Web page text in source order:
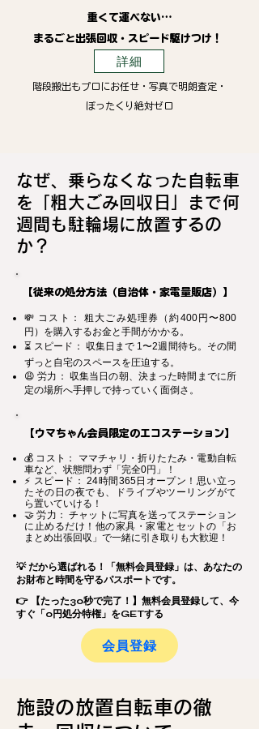
重くて運べない…
まるごと出張回収・スピード駆けつけ！
詳細
階段搬出もプロにお任せ・写真で明朗査定・
ぼったくり絶対ゼロ
なぜ、乗らなくなった自転車
を「粗大ごみ回収日」まで何
週間も駐輪場に放置するの
か？
【従来の処分方法（自治体・家電量販店）】
💸 コスト： 粗大ごみ処理券（約400円〜800
円）を購入するお金と手間がかかる。
⏳ スピード： 収集日まで 1〜2週間待ち。その間
ずっと自宅のスペースを圧迫する。
😩 労力： 収集当日の朝、決まった時間までに所
定の場所へ手押しで持っていく面倒さ。
【ウマちゃん会員限定のエコステーション】
💰 コスト： ママチャリ・折りたたみ・電動自転
車など、状態問わず「完全0円」！
⚡ スピード： 24時間365日オープン！思い立っ
たその日の夜でも、ドライブやツーリングがて
ら置いていける！
🤝 労力： チャットに写真を送ってステーション
に止めるだけ！他の家具・家電とセットの「お
まとめ出張回収」で一緒に引き取りも大歓迎！
💡 だから選ばれる！「無料会員登録」は、あなたの
お財布と時間を守るパスポートです。
👉 【たった30秒で完了！】無料会員登録して、今
すぐ「0円処分特権」をGETする
会員登録
施設の放置自転車の徹